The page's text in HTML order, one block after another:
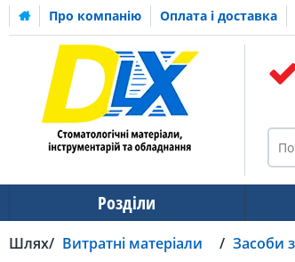
Про компанію Оплата і доставка
Розділи
Шлях Витратні матеріали Засоби